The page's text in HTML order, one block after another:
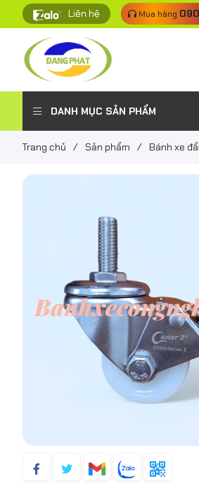
Liên hệ Mua hàng
DANH MỤC SẢN PHẨM
Trang chủ / Sản phẩm / Bánh xe